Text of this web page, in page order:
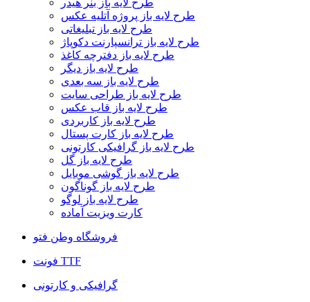
طرح لایه باز پروژه آتلیه عکس
طرح لایه باز تبلیغاتی
طرح لایه باز ترانسپارنت دکوپاژ
طرح لایه باز دفترچه کاغذ
طرح لایه باز دیگر
طرح لایه باز سه بعدی
طرح لایه باز طراحی سایت
طرح لایه باز قاب عکس
طرح لایه باز کاربردی
طرح لایه باز کارت پستال
طرح لایه باز گرافیکی کارتونی
طرح لایه باز گل
طرح لایه باز گوشی موبایل
طرح لایه باز گوناگون
طرح لایه باز لوگو
کارت ویزیت آماده
فروشگاه وطن فتو
فونت TTF
گرافیکی و کارتونی